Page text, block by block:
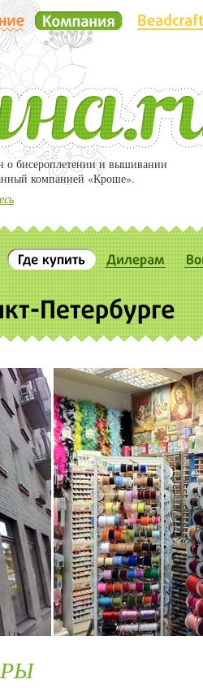
о бисероплетении и вышивании
компанией «Кроше».